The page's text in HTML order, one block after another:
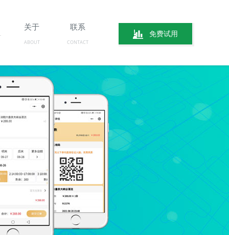
免费试用
关于
ABOUT
联系
CONTACT